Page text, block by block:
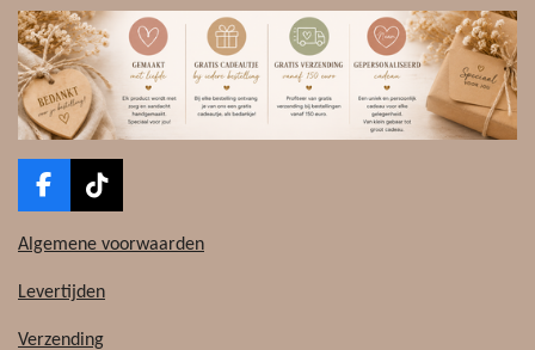
F
c
b
o
T
k
o
Algemene voorwaarden
Levertijden
Verzending